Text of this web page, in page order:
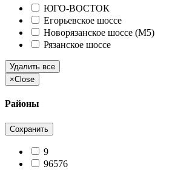
ЮГО-ВОСТОК
Егорьевское шоссе
Новорязанское шоссе (М5)
Рязанское шоссе
Удалить все
×Close
Районы
Сохранить
9
96576